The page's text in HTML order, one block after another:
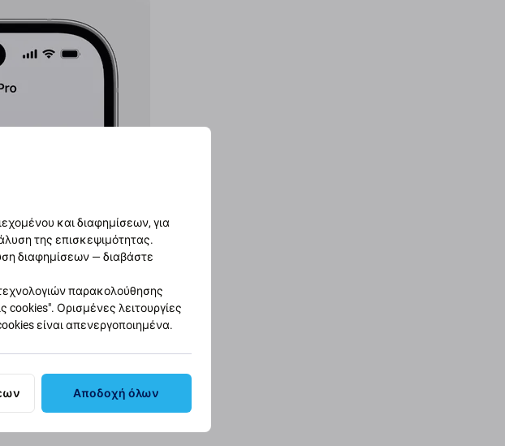
και διαφημίσεων, για
της επισκεψιμότητας.
διαφημίσεων — διαβάστε
παρακολούθησης
cookies". Ορισμένες λειτουργίες
είναι απενεργοποιημένα.
Αποδοχή όλων